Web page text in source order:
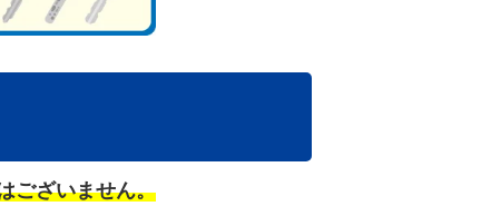
ございません。